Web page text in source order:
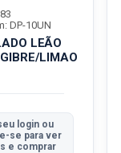
LEÃO
LIMAO
DP-10UN
login ou
se para ver
e comprar